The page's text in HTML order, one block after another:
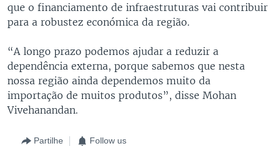
que o financiamento de infraestruturas vai contribuir
para a robustez económica da região.
“A longo prazo podemos ajudar a reduzir a
dependência externa, porque sabemos que nesta
nossa região ainda dependemos muito da
importação de muitos produtos”, disse Mohan
Vivehanandan.
Partilhe Follow us